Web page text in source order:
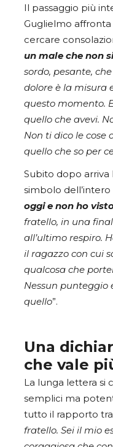
Il passaggio più
Guglielmo
cercare
un male che non
sordo, pesante,
dolore è la misura
questo momento.
quello che avevi.
Non ti dico le cose
quello che so per
Subito dopo arriva
simbolo dell’intero
oggi e non ho
fratello, in una
all’ultimo respiro.
il ragazzo con cui
qualcosa che
Nessun punteggio
quello”.
Una
che vale
La lunga lettera si
semplici ma
tutto il rapporto tra
fratello. Sei il mio